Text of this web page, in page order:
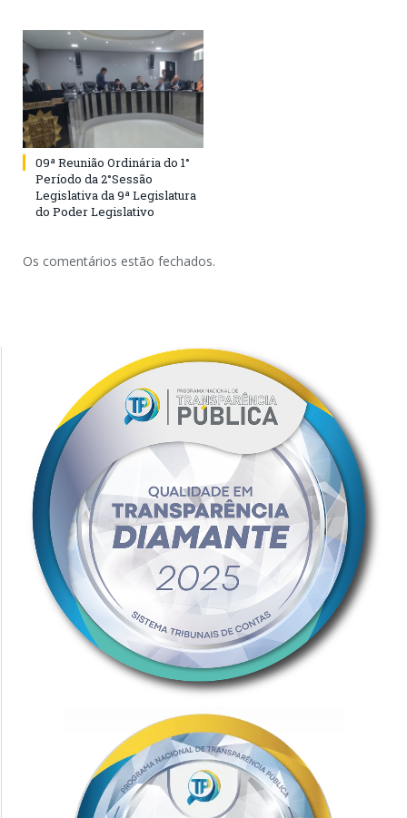
09ª Reunião Ordinária do 1°
Período da 2°Sessão
Legislativa da 9ª Legislatura
do Poder Legislativo
Os comentários estão fechados.